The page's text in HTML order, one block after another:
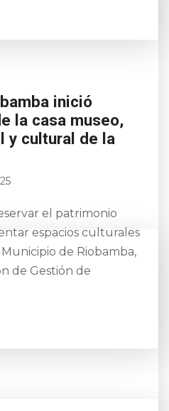
inició
la casa museo,
y cultural de la
el patrimonio
espacios culturales
de Riobamba,
de Gestión de